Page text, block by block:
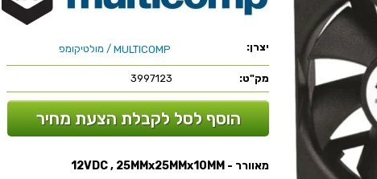
יצרן: MULTICOMP / מולטיקומפ
מק"ט: 3997123
הוסף לסל לקבלת הצעת מחיר
מאוורר - 12VDC , 25MMx25MMx10MM